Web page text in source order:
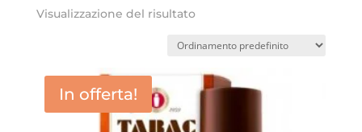
Visualizzazione del risultato
In offerta!